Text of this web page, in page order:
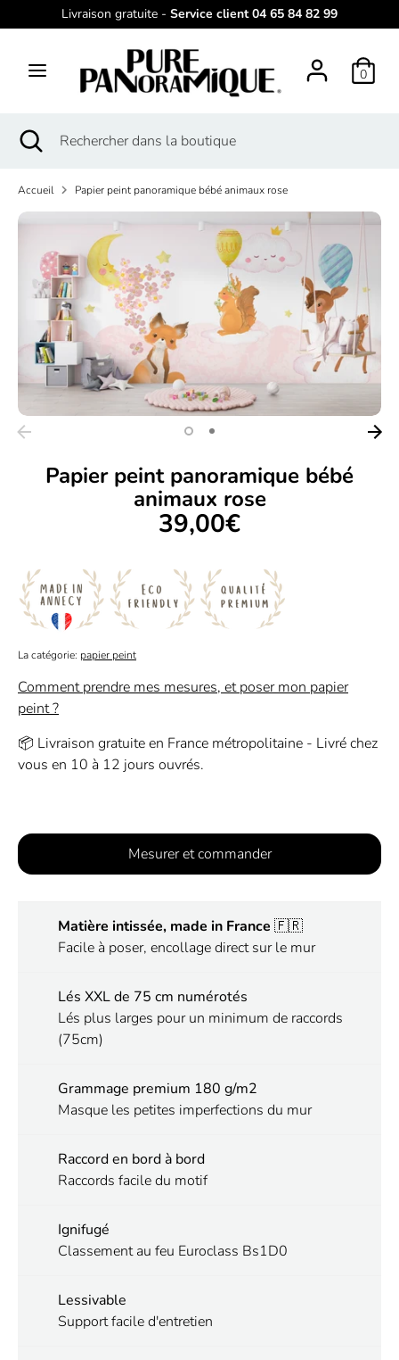
au
Livraison gratuite - Service client 04 65 84 82 99
0
L
a
g
u
e
RechercheRechercher
boutique
RechercheRechercher
boutique
Fermer
la
Accueil Papier peint panoramique bébé animaux rose
Papier peint panoramique bébé
animaux rose
39,00€
La catégorie: papier peint
Comment prendre mes mesures, et poser mon papier
peint ?
📦 Livraison gratuite en France métropolitaine - Livré chez
vous en 10 à 12 jours ouvrés.
Mesurer et commander
Matière intissée, made in France 🇫🇷
Facile à poser, encollage direct sur le mur
Lés XXL de 75 cm numérotés
Lés plus larges pour un minimum de raccords
(75cm)
Grammage premium 180 g/m2
Masque les petites imperfections du mur
Raccord en bord à bord
Raccords facile du motif
Ignifugé
Classement au feu Euroclass Bs1D0
Lessivable
Support facile d'entretien